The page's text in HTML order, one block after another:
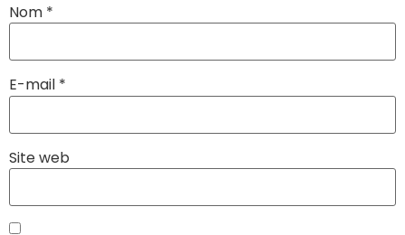
Nom *
E-mail *
Site web